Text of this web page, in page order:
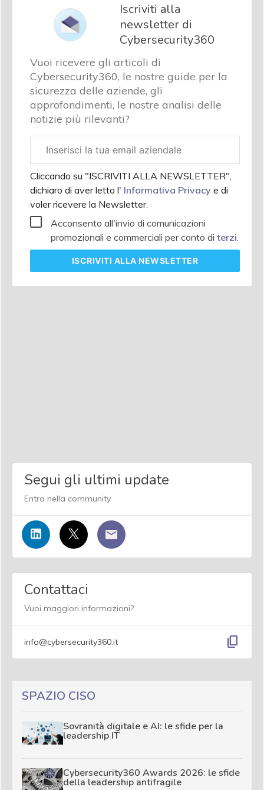
Iscriviti alla
newsletter di
Cybersecurity360
Vuoi ricevere gli articoli di
Cybersecurity360, le nostre guide per la
sicurezza delle aziende, gli
approfondimenti, le nostre analisi delle
notizie più rilevanti?
aziendale
Cliccando su "ISCRIVITI ALLA NEWSLETTER",
dichiaro di aver letto l' Informativa Privacy e di
voler ricevere la Newsletter.
Acconsento all'invio di comunicazioni
promozionali e commerciali per conto di terzi
ISCRIVITI ALLA NEWSLETTER
Segui gli ultimi update
Entra nella community
Contattaci
Vuoi maggiori informazioni?
info@cybersecurity360.it content_copy
SPAZIO CISO
Sovranità digitale e AI: le sfide per la
leadership IT
Cybersecurity360 Awards 2026: le sfide
della leadership antifragile